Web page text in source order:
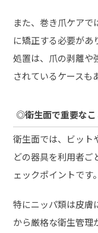
また、巻き爪ケア
に矯正する必要があ
処置は、爪の剥離や
されているケースも
◎衛生面で重要なこ
衛生面では、ビット
どの器具を利用者
ェックポイントです。
特にニッパ類は皮膚
から厳格な衛生管理